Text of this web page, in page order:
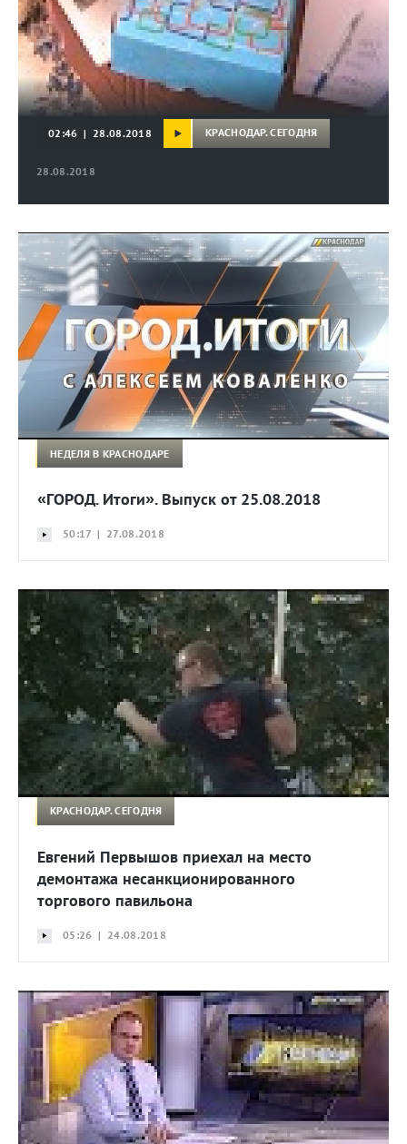
28.08.2018
02:46 | 28.08.2018 КРАСНОДАР. СЕГОДНЯ
НЕДЕЛЯ В КРАСНОДАРЕ
«ГОРОД. Итоги». Выпуск от 25.08.2018
50:17 | 27.08.2018
КРАСНОДАР. СЕГОДНЯ
Евгений Первышов приехал на место
демонтажа несанкционированного
торгового павильона
05:26 | 24.08.2018